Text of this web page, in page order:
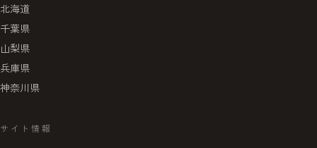
北海道
千葉県
山梨県
兵庫県
神奈川県
サイト情報